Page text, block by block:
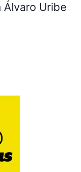
Álvaro Uribe